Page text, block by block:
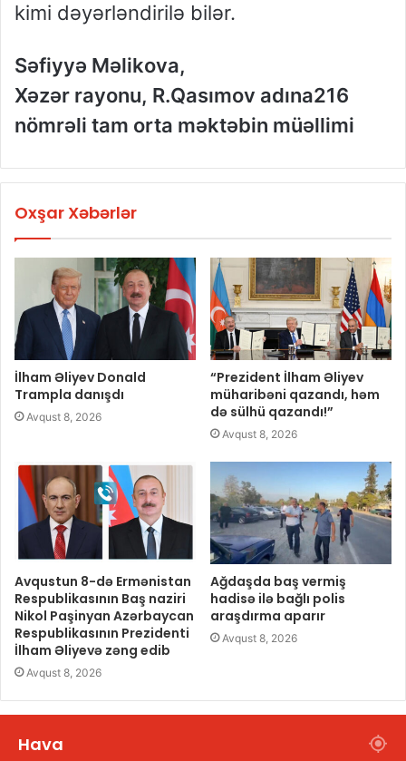
kimi dəyərləndirilə bilər.
Səfiyyə Məlikova,
Xəzər rayonu, R.Qasımov adına216
nömrəli tam orta məktəbin müəllimi
Oxşar Xəbərlər
İlham Əliyev Donald
Trampla danışdı
Avqust 8, 2026
“Prezident İlham Əliyev
müharibəni qazandı, həm
də sülhü qazandı!”
Avqust 8, 2026
Avqustun 8-də Ermənistan
Respublikasının Baş naziri
Nikol Paşinyan Azərbaycan
Respublikasının Prezidenti
İlham Əliyevə zəng edib
Avqust 8, 2026
Ağdaşda baş vermiş
hadisə ilə bağlı polis
araşdırma aparır
Avqust 8, 2026
Hava